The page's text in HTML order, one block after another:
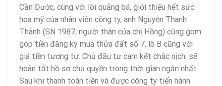
Cần Đước, cùng với lời quảng bá, giới thiệu hết sức
hoa mỹ của nhân viên công ty, anh Nguyễn Thanh
Thành (SN 1987, người thân của chị Hồng) cũng gom
góp tiền đăng ký mua thửa đất số 7, lô B cũng với
giá tiền tương tự. Chủ đầu tư cam kết chắc nịch: sẽ
hoàn tất hồ sơ chủ quyền trong thời gian ngắn nhất.
Sau khi thanh toán tiền và được công ty tiến hành